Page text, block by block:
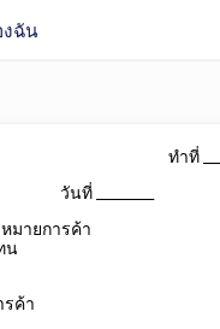
ฉัน
ทำที่
วันที่
มายการค้า
น
รค้า